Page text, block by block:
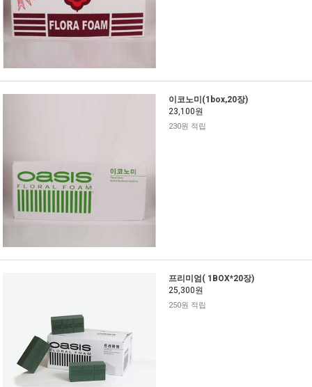
이코노미(1box,20장)
23,100원
230원 적립
프리미엄( 1BOX*20장)
25,300원
250원 적립